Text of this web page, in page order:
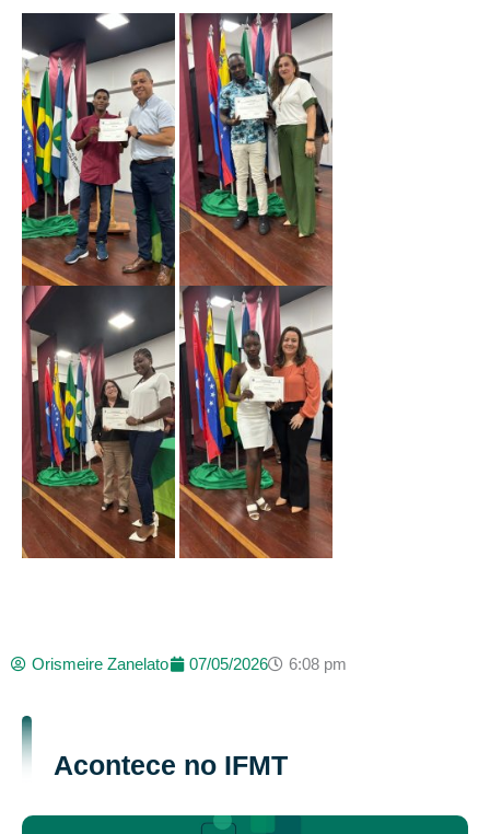
Orismeire Zanelato 07/05/2026 6:08 pm
Acontece no IFMT